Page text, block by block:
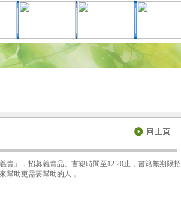
賣」，招募義賣品、書籍時間至12.20止，書籍無期限招
幫助更需要幫助的人，